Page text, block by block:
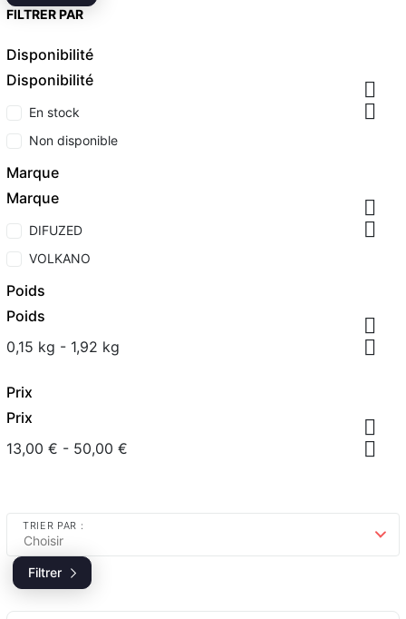
FILTRER PAR
Disponibilité
Disponibilité


En stock
Non disponible
Marque
Marque


DIFUZED
VOLKANO
Poids
Poids


0,15 kg - 1,92 kg
Prix
Prix


13,00 € - 50,00 €
TRIER PAR :
Choisir
Filtrer